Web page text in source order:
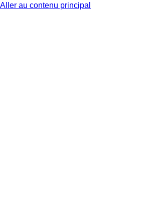
Aller au contenu principal